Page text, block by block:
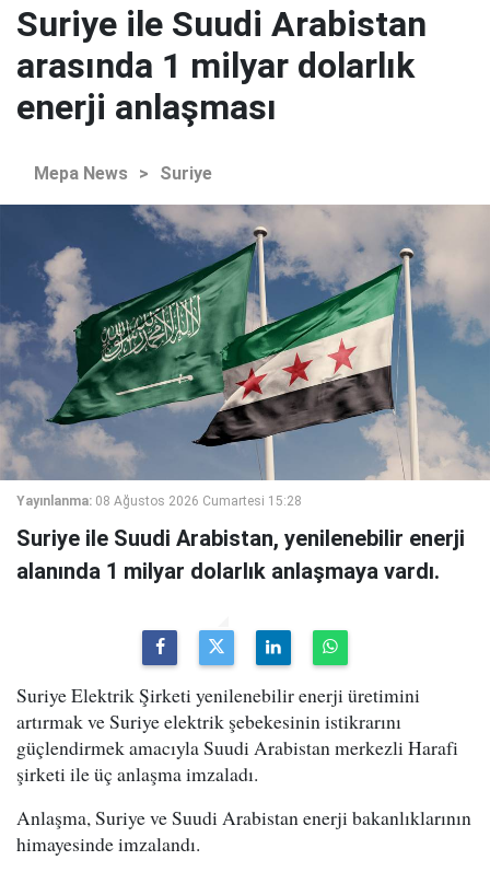
Suriye ile Suudi Arabistan
arasında 1 milyar dolarlık
enerji anlaşması
Mepa News > Suriye
Yayınlanma: 08 Ağustos 2026 Cumartesi 15:28
Suriye ile Suudi Arabistan, yenilenebilir enerji
alanında 1 milyar dolarlık anlaşmaya vardı.
Suriye Elektrik Şirketi yenilenebilir enerji üretimini
artırmak ve Suriye elektrik şebekesinin istikrarını
güçlendirmek amacıyla Suudi Arabistan merkezli Harafi
şirketi ile üç anlaşma imzaladı.
Anlaşma, Suriye ve Suudi Arabistan enerji bakanlıklarının
himayesinde imzalandı.